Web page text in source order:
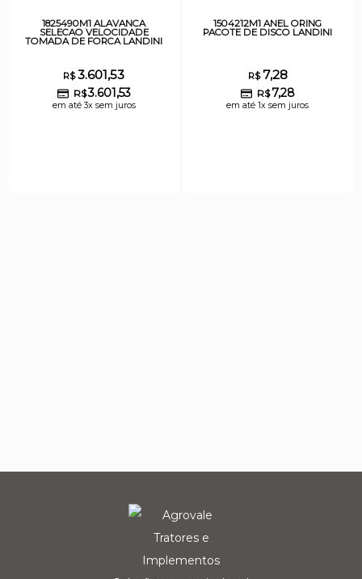
1825490M1 ALAVANCA
SELECAO VELOCIDADE
TOMADA DE FORCA LANDINI
R$3.601,53
R$3.601,53
em até 3x sem juros
1504212M1 ANEL ORING
PACOTE DE DISCO LANDINI
R$7,28
R$7,28
em até 1x sem juros